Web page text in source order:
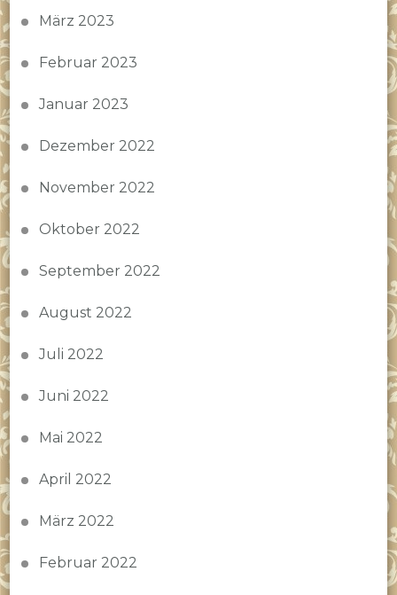
März 2023
Februar 2023
Januar 2023
Dezember 2022
November 2022
Oktober 2022
September 2022
August 2022
Juli 2022
Juni 2022
Mai 2022
April 2022
März 2022
Februar 2022